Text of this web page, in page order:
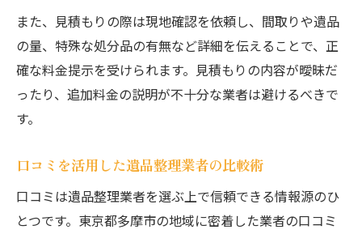
また、見積もりの際は現地確認を依頼し、間取りや遺品
の量、特殊な処分品の有無など詳細を伝えることで、正
確な料金提示を受けられます。見積もりの内容が曖昧だ
ったり、追加料金の説明が不十分な業者は避けるべきで
す。
口コミを活用した遺品整理業者の比較術
口コミは遺品整理業者を選ぶ上で信頼できる情報源のひ
とつです。東京都多摩市の地域に密着した業者の口コミ